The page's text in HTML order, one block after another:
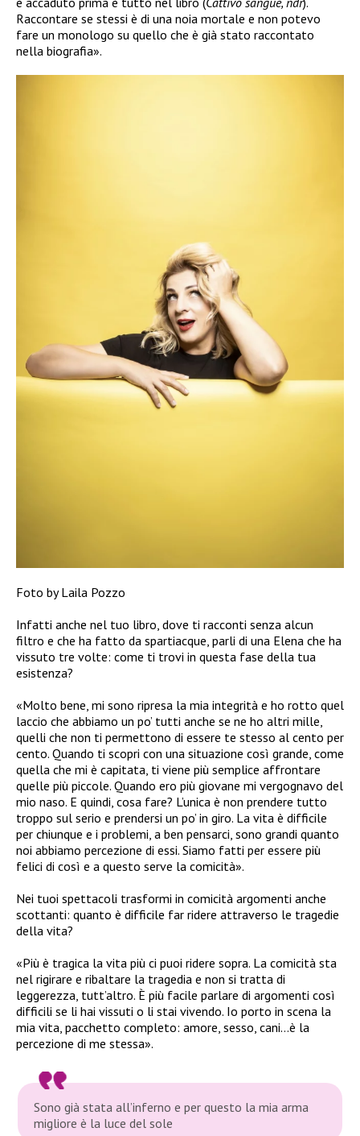
Raccontare se stessi è di una noia mortale e non potevo
fare un monologo su quello che è già stato raccontato
nella biografia».
Foto by Laila Pozzo
Infatti anche nel tuo libro, dove ti racconti senza alcun
filtro e che ha fatto da spartiacque, parli di una Elena che ha
vissuto tre volte: come ti trovi in questa fase della tua
esistenza?
«Molto bene, mi sono ripresa la mia integrità e ho rotto quel
laccio che abbiamo un po’ tutti anche se ne ho altri mille,
quelli che non ti permettono di essere te stesso al cento per
cento. Quando ti scopri con una situazione così grande, come
quella che mi è capitata, ti viene più semplice affrontare
quelle più piccole. Quando ero più giovane mi vergognavo del
mio naso. E quindi, cosa fare? L’unica è non prendere tutto
troppo sul serio e prendersi un po’ in giro. La vita è difficile
per chiunque e i problemi, a ben pensarci, sono grandi quanto
noi abbiamo percezione di essi. Siamo fatti per essere più
felici di così e a questo serve la comicità».
Nei tuoi spettacoli trasformi in comicità argomenti anche
scottanti: quanto è difficile far ridere attraverso le tragedie
della vita?
«Più è tragica la vita più ci puoi ridere sopra. La comicità sta
nel rigirare e ribaltare la tragedia e non si tratta di
leggerezza, tutt’altro. È più facile parlare di argomenti così
difficili se li hai vissuti o li stai vivendo. Io porto in scena la
mia vita, pacchetto completo: amore, sesso, cani…è la
percezione di me stessa».
Sono già stata all’inferno e per questo la mia arma
migliore è la luce del sole